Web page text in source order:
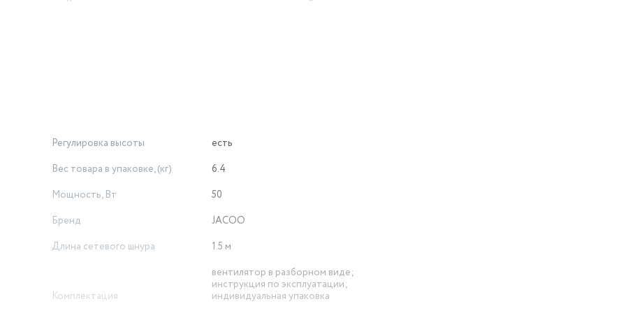
Вы также можете регулировать угол наклона прибора для
использовании.
Регулировка высоты
есть
Вес товара в упаковке, (кг)
6.4
Мощность, Вт
50
Бренд
JACOO
Длина сетевого шнура
1.5 м
Комплектация
вентилятор в разборном виде;
инструкция по эксплуатации;
индивидуальная упаковка